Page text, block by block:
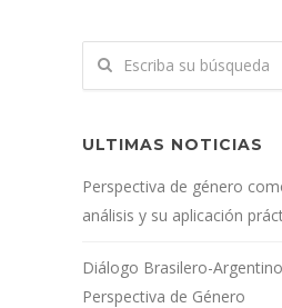
ULTIMAS NOTICIAS
Perspectiva de género
análisis y su aplicación
Diálogo Brasilero-
Perspectiva de Género